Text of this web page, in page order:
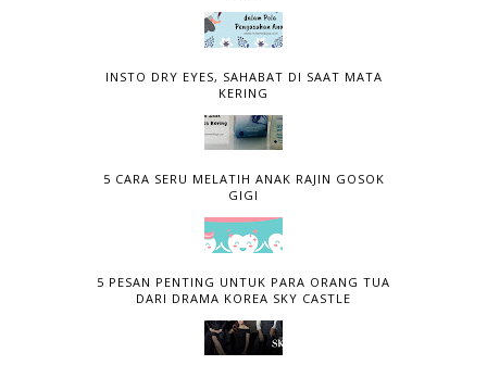
INSTO DRY EYES, SAHABAT DI SAAT MATA
KERING
5 CARA SERU MELATIH ANAK RAJIN GOSOK
GIGI
5 PESAN PENTING UNTUK PARA ORANG TUA
DARI DRAMA KOREA SKY CASTLE